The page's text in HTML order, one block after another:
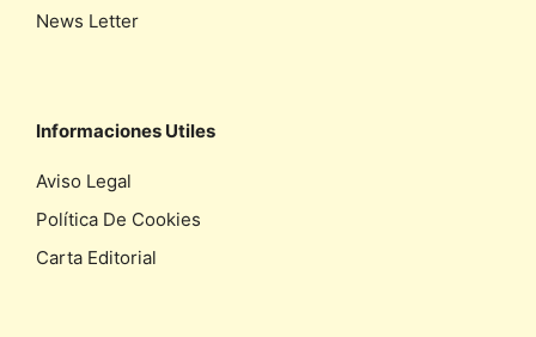
News Letter
Informaciones Utiles
Aviso Legal
Política De Cookies
Carta Editorial